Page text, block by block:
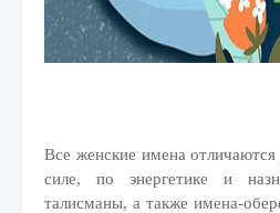
Все женские имена
силе, по энергетике и
талисманы, а также имена-